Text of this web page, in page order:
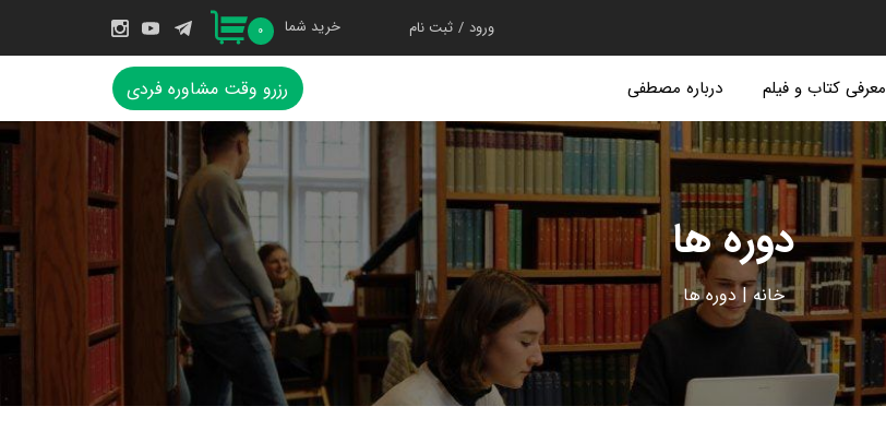
۰ خرید شما ورود / ثبت نام
حساب کاربری من
سفارشات
خروج از حساب
کاربری
رزرو وقت مشاوره فردی معرفی کتاب و فیلم درباره مصطفی
دوره ها
خانه|دوره ها